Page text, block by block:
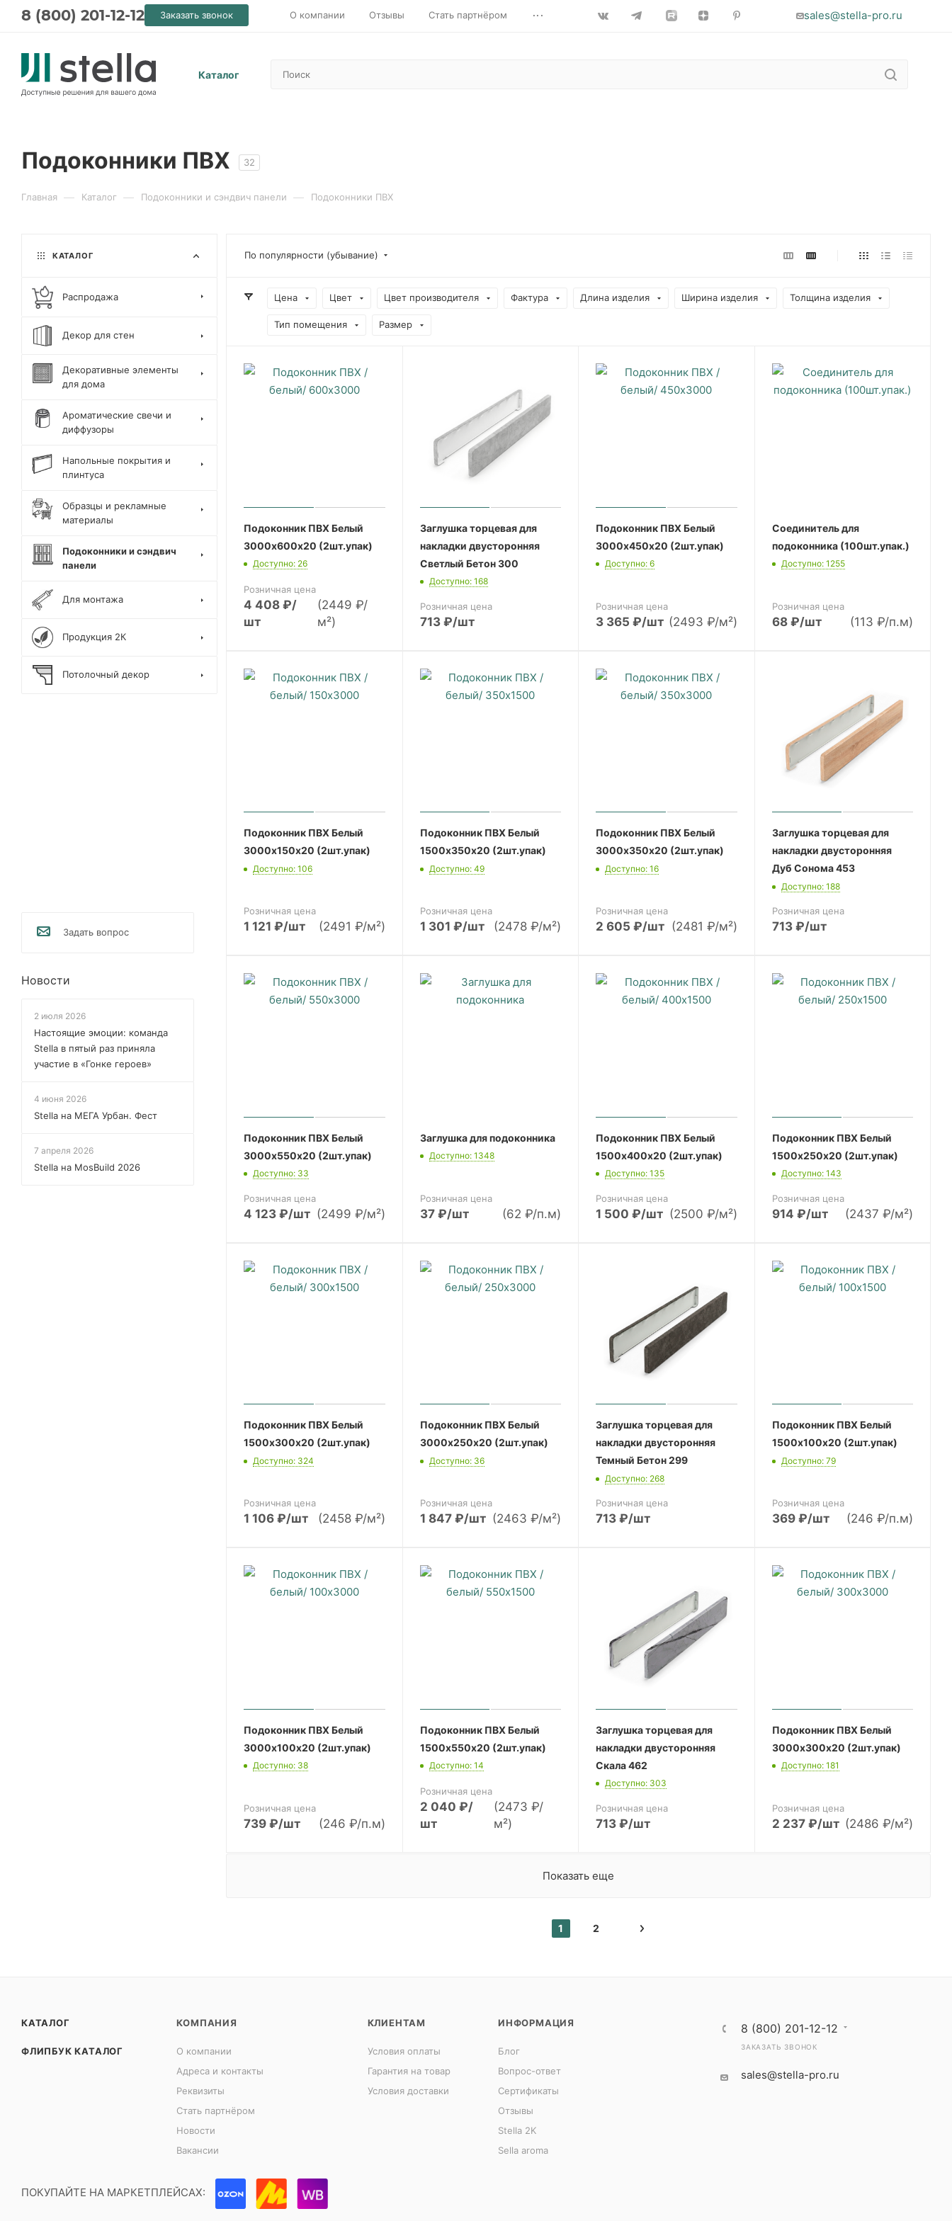
8 (800) 201-12-12 Заказать звонок О компании Отзывы Стать партнёром ... sales@stella-pro.ru
Каталог
Подоконники ПВХ 32
Главная — Каталог — Подоконники и сэндвич панели — Подоконники ПВХ
По популярности (убывание)
Цена Цвет Цвет производителя Фактура Длина изделия Ширина изделия Толщина изделия
Тип помещения Размер
Подоконник ПВХ Белый
3000х600х20 (2шт.упак)
Доступно: 26
Розничная цена
4 408 ₽/
шт
(2449 ₽/
м²)
Заглушка торцевая для
накладки двусторонняя
Светлый Бетон 300
Доступно: 168
Розничная цена
713₽/шт
Подоконник ПВХ Белый
3000х450х20 (2шт.упак)
Доступно: 6
Розничная цена
3 365 ₽/шт (2493 ₽/м²)
Соединитель для
подоконника (100шт.упак.)
Доступно: 1255
Розничная цена
68₽/шт (113 ₽/п.м)
Подоконник ПВХ Белый
3000х150х20 (2шт.упак)
Доступно: 106
Розничная цена
1 121 ₽/шт (2491 ₽/м²)
Подоконник ПВХ Белый
1500х350х20 (2шт.упак)
Доступно: 49
Розничная цена
1 301 ₽/шт (2478 ₽/м²)
Подоконник ПВХ Белый
3000х350х20 (2шт.упак)
Доступно: 16
Розничная цена
2 605 ₽/шт (2481 ₽/м²)
Заглушка торцевая для
накладки двусторонняя
Дуб Сонома 453
Доступно: 188
Розничная цена
713₽/шт
Подоконник ПВХ Белый
3000х550х20 (2шт.упак)
Доступно: 33
Розничная цена
4 123 ₽/шт (2499 ₽/м²)
Заглушка для подоконника
Доступно: 1348
Розничная цена
37₽/шт (62 ₽/п.м)
Подоконник ПВХ Белый
1500х400х20 (2шт.упак)
Доступно: 135
Розничная цена
1 500 ₽/шт (2500 ₽/м²)
Подоконник ПВХ Белый
1500х250х20 (2шт.упак)
Доступно: 143
Розничная цена
914 ₽/шт (2437 ₽/м²)
Подоконник ПВХ Белый
1500х300х20 (2шт.упак)
Доступно: 324
Розничная цена
1 106 ₽/шт (2458 ₽/м²)
Подоконник ПВХ Белый
3000х250х20 (2шт.упак)
Доступно: 36
Розничная цена
1 847₽/шт (2463 ₽/м²)
Заглушка торцевая для
накладки двусторонняя
Темный Бетон 299
Доступно: 268
Розничная цена
713 ₽/шт
Подоконник ПВХ Белый
1500х100х20 (2шт.упак)
Доступно: 79
Розничная цена
369₽/шт (246 ₽/п.м)
Подоконник ПВХ Белый
3000х100х20 (2шт.упак)
Доступно: 38
Розничная цена
739 ₽/шт (246 ₽/п.м)
Подоконник ПВХ Белый
1500х550х20 (2шт.упак)
Доступно: 14
Розничная цена
2 040 ₽/
шт
(2473 ₽/
м²)
Заглушка торцевая для
накладки двусторонняя
Скала 462
Доступно: 303
Розничная цена
713 ₽/шт
Подоконник ПВХ Белый
3000х300х20 (2шт.упак)
Доступно: 181
Розничная цена
2 237₽/шт (2486 ₽/м²)
Показать еще
1 2
КАТАЛОГ
Распродажа
Декор для стен
Декоративные элементы
для дома
Ароматические свечи и
диффузоры
Напольные покрытия и
плинтуса
Образцы и рекламные
материалы
Подоконники и сэндвич
панели
Для монтажа
Продукция 2К
Потолочный декор
Задать вопрос
Новости
2 июля 2026
Настоящие эмоции: команда
Stella в пятый раз приняла
участие в «Гонке героев»
4 июня 2026
Stella на МЕГА Урбан. Фест
7 апреля 2026
Stella на MosBuild 2026
КАТАЛОГ
ФЛИПБУК КАТАЛОГ
КОМПАНИЯ
О компании
Адреса и контакты
Реквизиты
Стать партнёром
Новости
Вакансии
КЛИЕНТАМ
Условия оплаты
Гарантия на товар
Условия доставки
ИНФОРМАЦИЯ
Блог
Вопрос-ответ
Сертификаты
Отзывы
Stella 2K
Sella aroma
8 (800) 201-12-12
ЗАКАЗАТЬ ЗВОНОК
sales@stella-pro.ru
ПОКУПАЙТЕ НА МАРКЕТПЛЕЙСАХ: